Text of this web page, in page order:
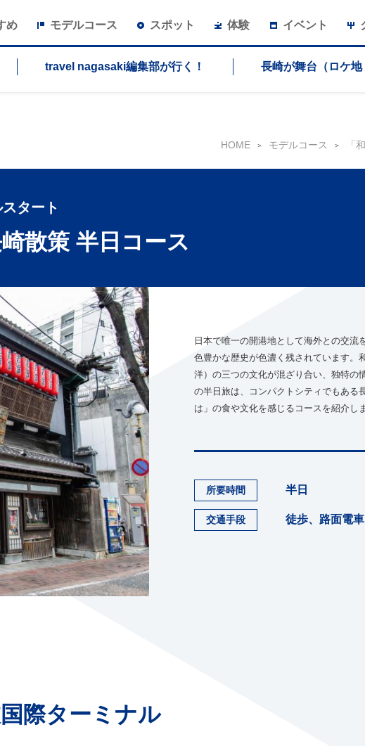
め モデルコース スポット 体験 イベント
travel nagasaki編集部が行く！ 長崎が舞台（ロケ地
HOME モデルコース 「
タート
散策 半日コース
日本で唯一の開港地として海外との交
色豊かな歴史が色濃く残されています。
洋）の三つの文化が混ざり合い、独特の
の半日旅は、コンパクトシティでもある
は」の食や文化を感じるコースを紹介しま
所要時間 半日
交通手段 徒歩、路面電車
際ターミナル